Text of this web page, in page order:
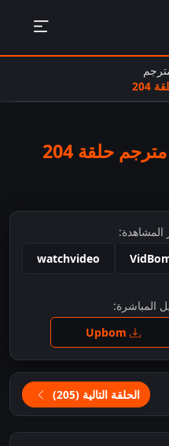
حلقة 204
المشاهدة:
watchvideo
المباشرة:
الحلقة التالية (205)